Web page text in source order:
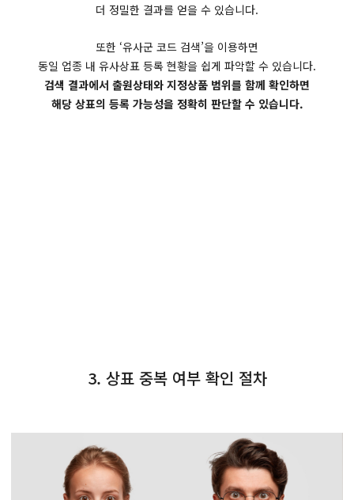
더 정밀한 결과를 얻을 수 있습니다.
또한 ‘유사군 코드 검색’을 이용하면
동일 업종 내 유사상표 등록 현황을 쉽게 파악할 수 있습니다.
검색 결과에서 출원상태와 지정상품 범위를 함께 확인하면
해당 상표의 등록 가능성을 정확히 판단할 수 있습니다.
3. 상표 중복 여부 확인 절차